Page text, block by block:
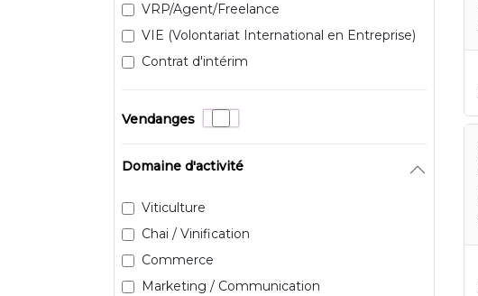
VRP/Agent/Freelance
VIE (Volontariat International en Entreprise)
Contrat d'intérim
Vendanges
Domaine d'activité
Viticulture
Chai / Vinification
Commerce
Marketing / Communication